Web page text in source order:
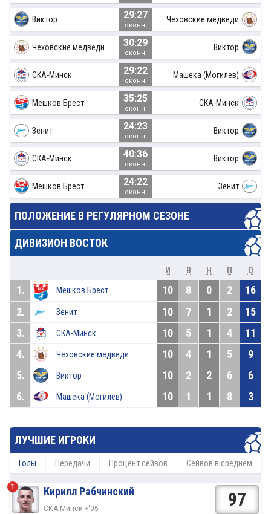
Виктор 29:27
оконч.
Чеховские медведи
Чеховские медведи 30:29
оконч.
Виктор
СКА-Минск 29:22
оконч.
Машека (Могилев)
Мешков Брест 35:25
оконч.
СКА-Минск
Зенит 24:23
оконч.
Виктор
СКА-Минск 40:36
оконч.
Виктор
Мешков Брест 24:22
оконч.
Зенит
ПОЛОЖЕНИЕ В РЕГУЛЯРНОМ СЕЗОНЕ
ДИВИЗИОН ВОСТОК
И В Н П О
1. Мешков Брест 10 8 0 2
16
2.
Зенит 10 7 1 2
15
3.
СКА-Минск 10 5 1 4
11
4.
Чеховские медведи 10 4 1 5
9
5.
Виктор 10 2 2 6
6
6.
Машека (Могилев) 10 1 1 8 3
ЛУЧШИЕ ИГРОКИ
Голы Передачи Процент сейвов Сейвов в среднем
1 Кирилл Рабчинский
СКА-Минск '05 97